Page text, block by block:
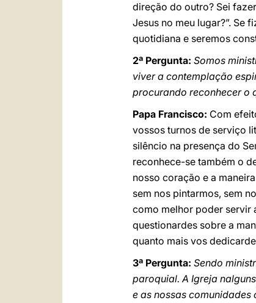
direção do outro? Sei
Jesus no meu lugar?”. Se
quotidiana e seremos
2ª Pergunta: Somos
viver a contemplação
procurando reconhecer o
Papa Francisco: Com
vossos turnos de serviço
silêncio na presença do
reconhece-se também o
nosso coração e a
sem nos pintarmos, sem
como melhor poder servir
questionardes sobre a
quanto mais vos
3ª Pergunta: Sendo
paroquial. A Igreja
e as nossas